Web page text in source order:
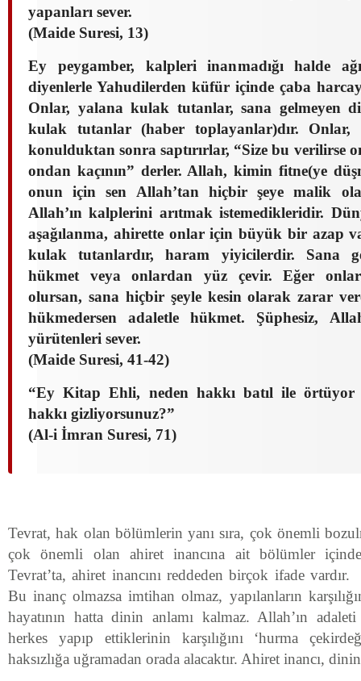
yapanları sever.
(Maide Suresi, 13)
Ey peygamber, kalpleri inanmadığı halde
diyenlerle Yahudilerden küfür içinde çaba
Onlar, yalana kulak tutanlar, sana gelmeyen
kulak tutanlar (haber toplayanlar)dır. Onlar,
konulduktan sonra saptırırlar, “Size bu verilirse
ondan kaçının” derler. Allah, kimin fitne(ye
onun için sen Allah’tan hiçbir şeye malik
Allah’ın kalplerini arıtmak istemedikleridir.
aşağılanma, ahirette onlar için büyük bir azap
kulak tutanlardır, haram yiyicilerdir. Sana
hükmet veya onlardan yüz çevir. Eğer
olursan, sana hiçbir şeyle kesin olarak zarar
hükmedersen adaletle hükmet. Şüphesiz,
yürütenleri sever.
(Maide Suresi, 41-42)
“Ey Kitap Ehli, neden hakkı batıl ile
hakkı gizliyorsunuz?”
(Al-i İmran Suresi, 71)
Tevrat, hak olan bölümlerin yanı sıra, çok önemli
çok önemli olan ahiret inancına ait bölümler içinden
Tevrat’ta, ahiret inancını reddeden birçok ifade
Bu inanç olmazsa imtihan olmaz, yapılanların
hayatının hatta dinin anlamı kalmaz. Allah’ın
herkes yapıp ettiklerinin karşılığını ‘hurma
haksızlığa uğramadan orada alacaktır. Ahiret inancı,